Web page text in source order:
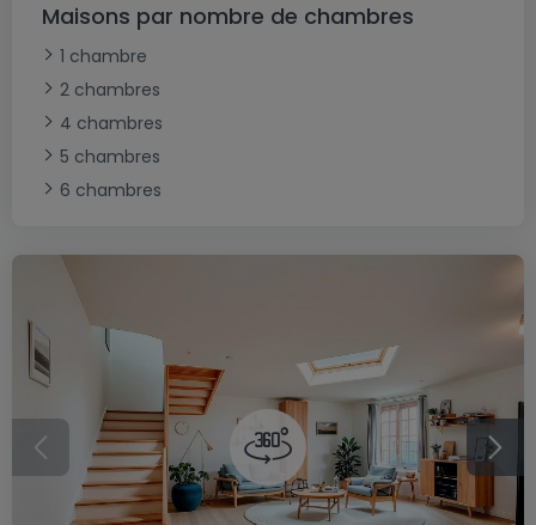
Maisons par nombre de chambres
1 chambre
2 chambres
4 chambres
5 chambres
6 chambres